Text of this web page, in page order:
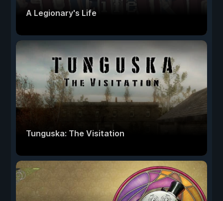
A Legionary's Life
Tunguska: The Visitation